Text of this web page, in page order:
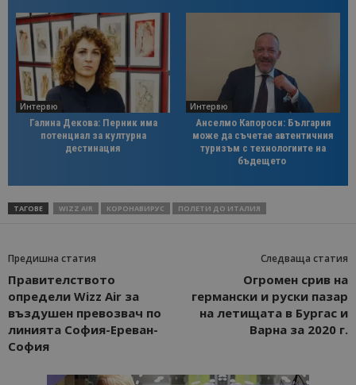
Интервю
Галина Декова: Перник има
потенциал за културна
дестинация
Интервю
Анселмо Капороси: България
може да съчетае автентичния
туризъм с технологиите на
бъдещето
ТАГОВЕ WIZZ AIR КОРОНАВИРУС ПОЛЕТИ ДО ИТАЛИЯ
Предишна статия
Правителството
определи Wizz Air за
въздушен превозвач по
линията София-Ереван-
София
Следваща статия
Огромен срив на
германски и руски пазар
на летищата в Бургас и
Варна за 2020 г.